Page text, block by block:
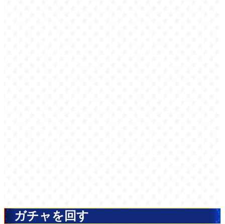
ガチャを回す